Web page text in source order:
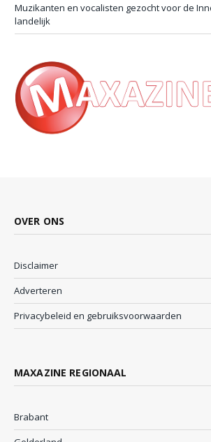
Muzikanten en vocalisten gezocht voor de
landelijk
OVER ONS
Disclaimer
Adverteren
Privacybeleid en gebruiksvoorwaarden
MAXAZINE REGIONAAL
Brabant